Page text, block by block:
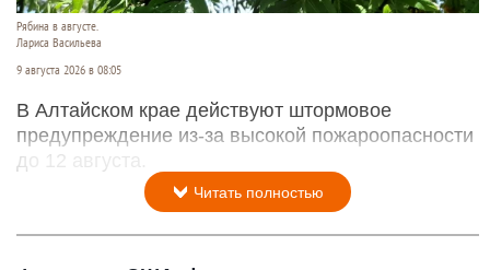
Рябина в августе.
Лариса Васильева
9 августа 2026 в 08:05
В Алтайском крае действуют штормовое
предупреждение из-за высокой пожароопасности
до 12 августа.
Читать полностью